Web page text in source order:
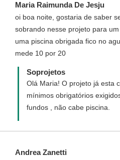
Maria Raimunda De Jesju
oi boa noite, gostaria de saber
sobrando nesse projeto para
uma piscina obrigada fico no
mede 10 por 20
Soprojetos
Olá Maria! O projeto já esta
mínimos obrigatórios
fundos , não cabe piscina.
Andrea Zanetti